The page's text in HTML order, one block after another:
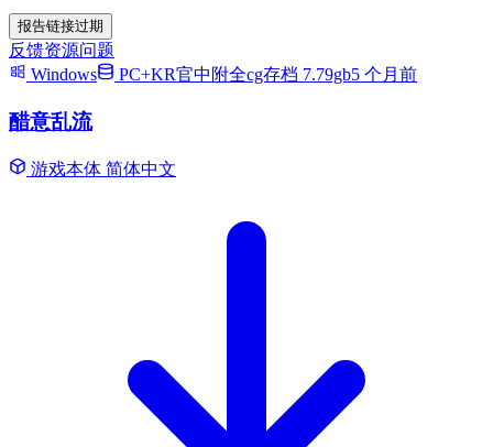
报告链接过期
反馈资源问题
Windows
PC+KR官中附全cg存档 7.79gb5 个月前
醋意乱流
游戏本体 简体中文